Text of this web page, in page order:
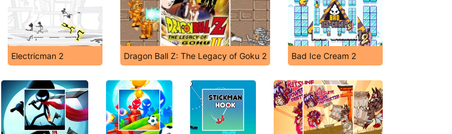
Electricman 2 Dragon Ball Z: The Legacy of Goku 2 Bad Ice Cream 2